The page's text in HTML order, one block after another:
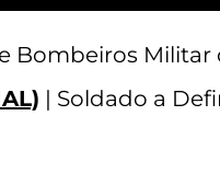
Bombeiros Militar
| Soldado a